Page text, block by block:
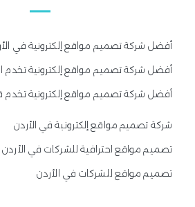
أفضل شركة تصميم مواقع إلكترونية في
أفضل شركة تصميم مواقع إلكترونية تخدم
أفضل شركة تصميم مواقع إلكترونية تخدم
شركة تصميم مواقع إلكترونية في الأردن
تصميم مواقع احترافية للشركات في الأردن
تصميم مواقع للشركات في الأردن